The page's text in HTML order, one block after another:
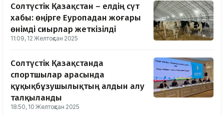
Солтүстік Қазақстан – елдің сүт
хабы: өңірге Еуропадан жоғары
өнімді сиырлар жеткізілді
11:09, 12 Желтоқсан 2025
Солтүстік Қазақстанда
спортшылар арасында
құқықбұзушылықтың алдын алу
талқыланды
18:50, 10 Желтоқсан 2025